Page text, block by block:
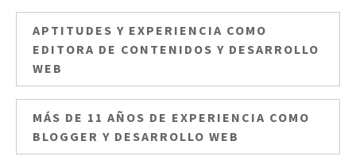
APTITUDES Y EXPERIENCIA COMO
EDITORA DE CONTENIDOS Y DESARROLLO
WEB
MÁS DE 11 AÑOS DE EXPERIENCIA COMO
BLOGGER Y DESARROLLO WEB